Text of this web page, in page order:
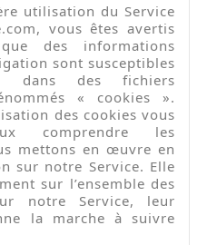
utilisation du Service
vous êtes avertis
des informations
sont susceptibles
dans des fichiers
« cookies ».
des cookies vous
comprendre les
mettons en œuvre en
sur notre Service. Elle
sur l’ensemble des
notre Service, leur
la marche à suivre